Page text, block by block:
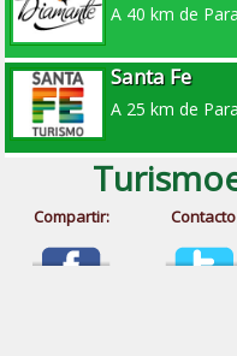
A 40 km de
Santa Fe
A 25 km de
Compartir: Contacto